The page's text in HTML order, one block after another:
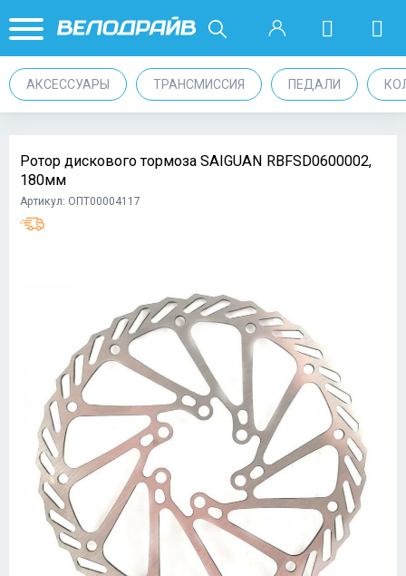
АКСЕССУАРЫ ТРАНСМИССИЯ ПЕДАЛИ
Ротор дискового тормоза SAIGUAN RBFSD0600002,
180мм
Артикул: ОПТ00004117